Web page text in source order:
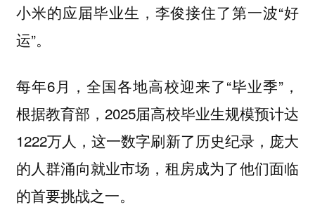
小米的应届毕业生，李俊接住了第一波“好
运”。
每年6月，全国各地高校迎来了“毕业季”，
根据教育部，2025届高校毕业生规模预计达
1222万人，这一数字刷新了历史纪录，庞大
的人群涌向就业市场，租房成为了他们面临
的首要挑战之一。